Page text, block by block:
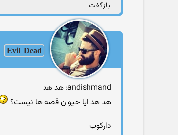
بازگفت
Evil_Dead
andishmand: هد هد
هد هد ایا حیوان قصه ها نیست‌؟‌
دارکوب